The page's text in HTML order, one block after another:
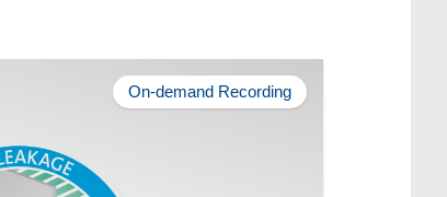
On-demand Recording